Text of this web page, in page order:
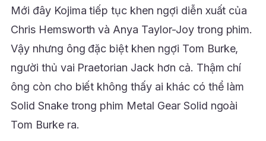
Mới đây Kojima tiếp tục khen ngợi diễn xuất của
Chris Hemsworth và Anya Taylor-Joy trong phim.
Vậy nhưng ông đặc biệt khen ngợi Tom Burke,
người thủ vai Praetorian Jack hơn cả. Thậm chí
ông còn cho biết không thấy ai khác có thể làm
Solid Snake trong phim Metal Gear Solid ngoài
Tom Burke ra.